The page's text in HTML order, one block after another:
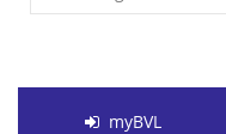
myBVL